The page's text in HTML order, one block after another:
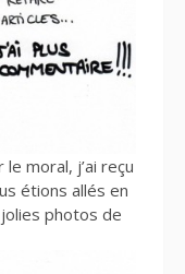
moral, j’ai reçu
étions allés en
photos de